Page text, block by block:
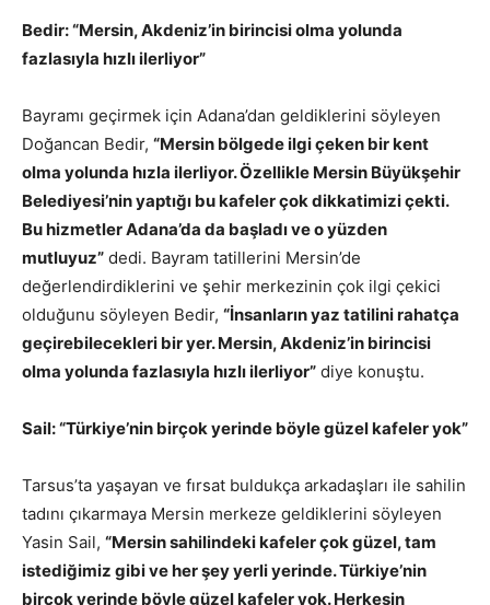
Bedir: “Mersin, Akdeniz’in birincisi olma yolunda
fazlasıyla hızlı ilerliyor”
Bayramı geçirmek için Adana’dan geldiklerini söyleyen
Doğancan Bedir, “Mersin bölgede ilgi çeken bir kent
olma yolunda hızla ilerliyor. Özellikle Mersin Büyükşehir
Belediyesi’nin yaptığı bu kafeler çok dikkatimizi çekti.
Bu hizmetler Adana’da da başladı ve o yüzden
mutluyuz” dedi. Bayram tatillerini Mersin’de
değerlendirdiklerini ve şehir merkezinin çok ilgi çekici
olduğunu söyleyen Bedir, “İnsanların yaz tatilini rahatça
geçirebilecekleri bir yer. Mersin, Akdeniz’in birincisi
olma yolunda fazlasıyla hızlı ilerliyor” diye konuştu.
Sail: “Türkiye’nin birçok yerinde böyle güzel kafeler yok”
Tarsus’ta yaşayan ve fırsat buldukça arkadaşları ile sahilin
tadını çıkarmaya Mersin merkeze geldiklerini söyleyen
Yasin Sail, “Mersin sahilindeki kafeler çok güzel, tam
istediğimiz gibi ve her şey yerli yerinde. Türkiye’nin
birçok yerinde böyle güzel kafeler yok. Herkesin